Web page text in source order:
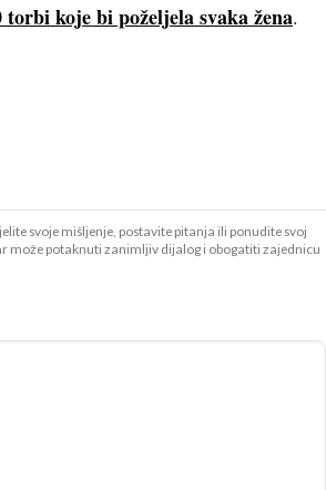
torbi koje bi poželjela svaka žena.
svoje mišljenje, postavite pitanja ili ponudite svoj
može potaknuti zanimljiv dijalog i obogatiti zajednicu